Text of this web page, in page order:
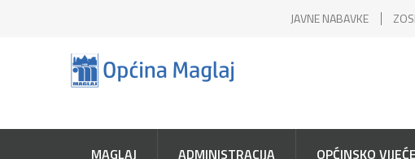
JAVNE NABAVKE
MAGLAJ ADMINISTRACIJA OPĆINSKO VIJEĆE